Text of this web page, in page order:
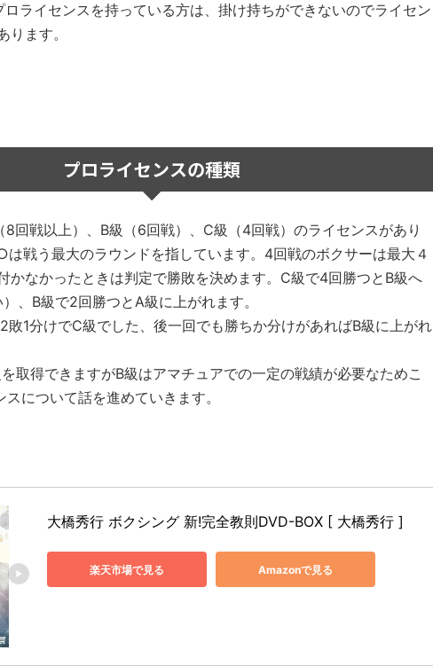
ライセンスを持っている方は、掛け持ちができないのでライセン
ります。
プロライセンスの種類
回戦以上）、B級（6回戦）、C級（4回戦）のライセンスがあり
戦う最大のラウンドを指しています。4回戦のボクサーは最大４
かなかったときは判定で勝敗を決めます。C級で4回勝つとB級へ
、B級で2回勝つとA級に上がれます。
敗1分けでC級でした、後一回でも勝ちか分けがあればB級に上がれ
取得できますがB級はアマチュアでの一定の戦績が必要なためこ
について話を進めていきます。
大橋秀行 ボクシング 新!完全教則DVD-BOX [ 大橋秀行 ]
楽天市場で見る Amazonで見る